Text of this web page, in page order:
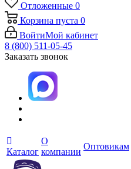
Отложенные 0
Корзина пуста 0
ВойтиМой кабинет
8 (800) 511-05-45
Заказать звонок
Каталог
О
компании
Оптовикам